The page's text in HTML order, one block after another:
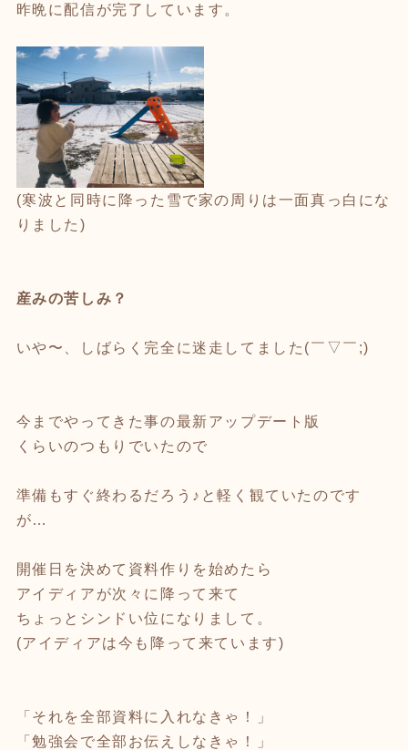
昨晩に配信が完了しています。
(寒波と同時に降った雪で家の周りは一面真っ白にな
りました)
産みの苦しみ？
いや〜、しばらく完全に迷走してました(￣▽￣;)
今までやってきた事の最新アップデート版
くらいのつもりでいたので
準備もすぐ終わるだろう♪と軽く観ていたのです
が…
開催日を決めて資料作りを始めたら
アイディアが次々に降って来て
ちょっとシンドい位になりまして。
(アイディアは今も降って来ています)
「それを全部資料に入れなきゃ！」
「勉強会で全部お伝えしなきゃ！」